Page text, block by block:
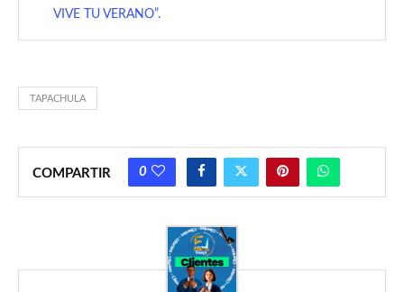
VIVE TU VERANO”.
TAPACHULA
COMPARTIR 0